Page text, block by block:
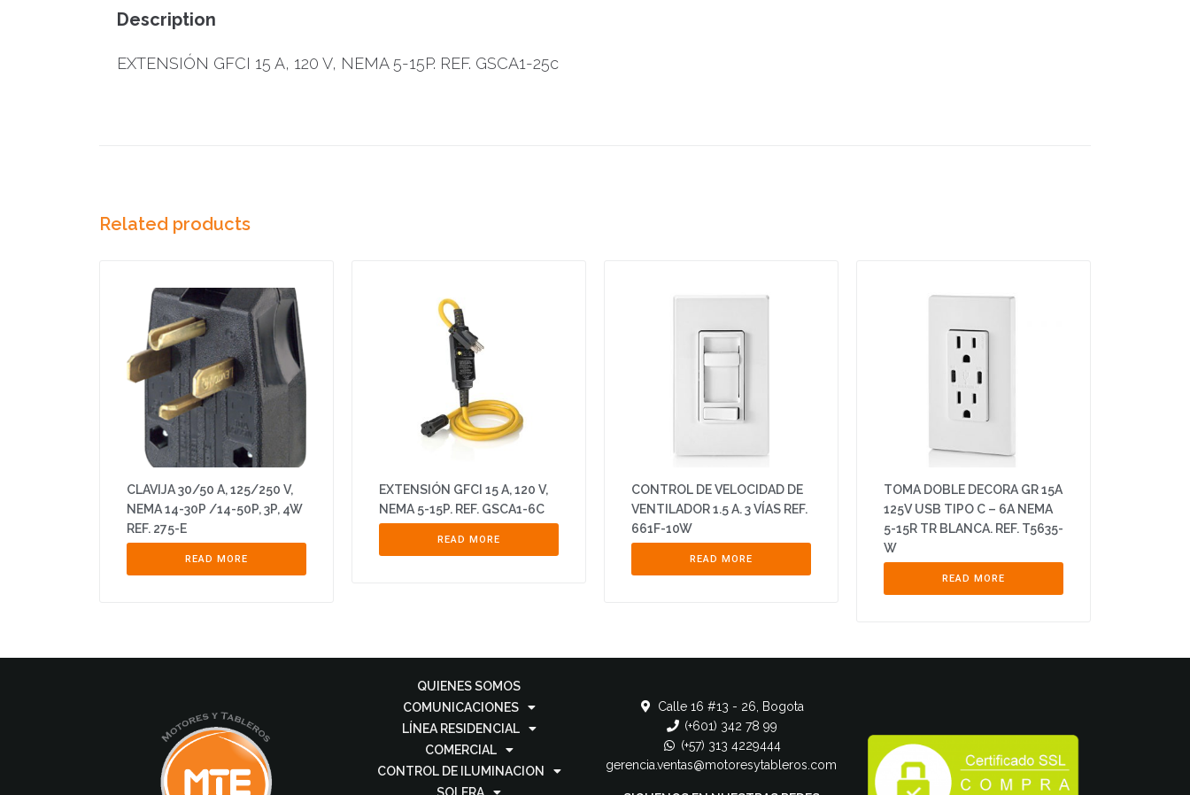
Description
EXTENSIÓN GFCI 15 A, 120 V, NEMA 5-15P. REF. GSCA1-25c
Related products
CLAVIJA 30/50 A, 125/250 V,
NEMA 14-30P /14-50P, 3P, 4W
REF. 275-E
READ MORE
EXTENSIÓN GFCI 15 A, 120 V,
NEMA 5-15P. REF. GSCA1-6C
READ MORE
CONTROL DE VELOCIDAD DE
VENTILADOR 1.5 A. 3 VÍAS REF.
661F-10W
READ MORE
TOMA DOBLE DECORA GR 15A
125V USB TIPO C – 6A NEMA
5-15R TR BLANCA. REF. T5635-
W
READ MORE
QUIENES SOMOS
COMUNICACIONES
LÍNEA RESIDENCIAL
COMERCIAL
CONTROL DE ILUMINACION
Calle 16 #13 - 26, Bogota
(+601) 342 78 99
(+57) 313 4229444
gerencia.ventas@motoresytableros.com